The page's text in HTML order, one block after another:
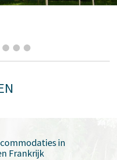
in
Frankrijk